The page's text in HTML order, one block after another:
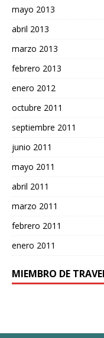
mayo 2013
abril 2013
marzo 2013
febrero 2013
enero 2012
octubre 2011
septiembre 2011
junio 2011
mayo 2011
abril 2011
marzo 2011
febrero 2011
enero 2011
MIEMBRO DE